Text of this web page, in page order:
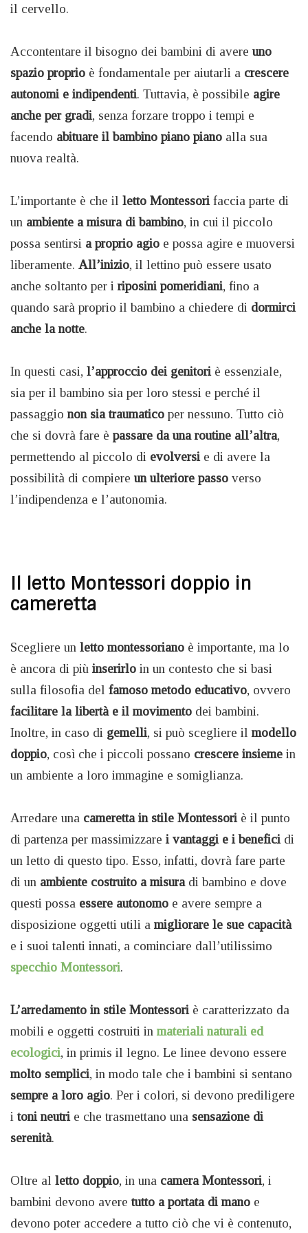
il cervello.
Accontentare il bisogno dei bambini di avere uno
spazio proprio è fondamentale per aiutarli a crescere
autonomi e indipendenti. Tuttavia, è possibile agire
anche per gradi, senza forzare troppo i tempi e
facendo abituare il bambino piano piano alla sua
nuova realtà.
L’importante è che il letto Montessorifaccia parte di
un ambiente a misura di bambino, in cui il piccolo
possa sentirsi a proprio agio e possa agire e muoversi
liberamente. All’inizio, il lettino può essere usato
anche soltanto per i riposini pomeridiani, fino a
quando sarà proprio il bambino a chiedere di dormirci
anche la notte.
In questi casi, l’approccio dei genitoriè essenziale,
sia per il bambino sia per loro stessi e perché il
passaggio non sia traumatico per nessuno. Tutto ciò
che si dovrà fare è passare da una routine all’altra,
permettendo al piccolo di evolversie di avere la
possibilità di compiere un ulteriore passo verso
l’indipendenza e l’autonomia.
Il letto Montessori doppio in
cameretta
Scegliere un letto montessoriano è importante, ma lo
è ancora di più inserirlo in un contesto che si basi
sulla filosofia del famoso metodo educativo, ovvero
facilitare la libertà e il movimento dei bambini.
Inoltre, in caso di gemelli, si può scegliere il modello
doppio, così che i piccoli possano crescere insieme in
un ambiente a loro immagine e somiglianza.
Arredare una cameretta in stile Montessoriè il punto
di partenza per massimizzare i vantaggi e i benefici di
un letto di questo tipo. Esso, infatti, dovrà fare parte
di un ambiente costruito a misuradi bambino e dove
questi possa essere autonomo e avere sempre a
disposizione oggetti utili a migliorare le sue capacità
e i suoi talenti innati, a cominciare dall’utilissimo
specchio Montessori.
L’arredamento in stile Montessoriè caratterizzato da
mobili e oggetti costruiti in materiali naturali ed
ecologici, in primis il legno. Le linee devono essere
molto semplici, in modo tale che i bambini si sentano
sempre a loro agio. Per i colori, si devono prediligere
i toni neutrie che trasmettano una sensazione di
serenità.
Oltre al letto doppio, in una camera Montessori, i
bambini devono avere tutto a portata di mano e
devono poter accedere a tutto ciò che vi è contenuto,